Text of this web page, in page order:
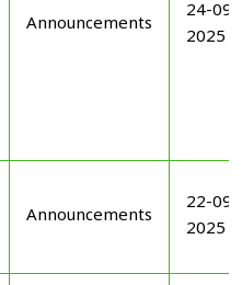
Announcements
24-09-
2025
Announcements
22-09-
2025